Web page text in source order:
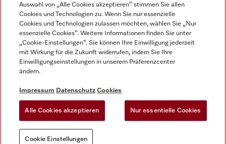
Impressum
AGB
Datenschutz
Nutzungsbedigungen
EU-Gesetzen über digitale Dienste
Auswahl von „Alle Cookies akzeptieren“ stimmen Sie allen
Cookies und Technologien zu. Wenn Sie nur essenzielle
Cookies und Technologien zulassen möchten, wählen Sie „Nur
essenzielle Cookies“. Weitere Informationen finden Sie unter
„Cookie-Einstellungen“. Sie können Ihre Einwilligung jederzeit
mit Wirkung für die Zukunft widerrufen, indem Sie Ihre
Einwilligungseinstellungen in unserem Präferenzcenter
ändern.
Impressum Datenschutz Cookies
Alle Cookies akzeptieren Nur essentielle Cookies
Cookie Einstellungen